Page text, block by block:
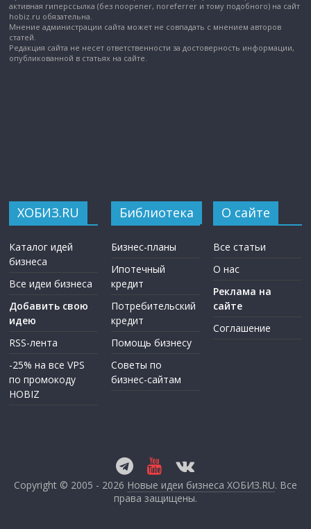
активная гиперссылка (без noopener, noreferrer и тому подобного) на сайт
hobiz.ru обязательна.
Мнение администрации сайта может не совпадать с мнением авторов
статей.
Редакция сайта не несет ответственности за достоверность информации,
опубликованной в статьях на сайте.
ХОБИЗ.RU
Каталог идей
бизнеса
Все идеи бизнеса
Добавить свою
идею
RSS-лента
-25% на все VPS
по промокоду
HOBIZ
Библиотека
Бизнес-планы
Ипотечный
кредит
Потребительский
кредит
Помощь бизнесу
Советы по
бизнес-сайтам
О сайте
Все статьи
О нас
Реклама на
сайте
Соглашение
Copyright © 2005 - 2026 Новые идеи бизнеса ХОБИЗ.RU. Все
права защищены.